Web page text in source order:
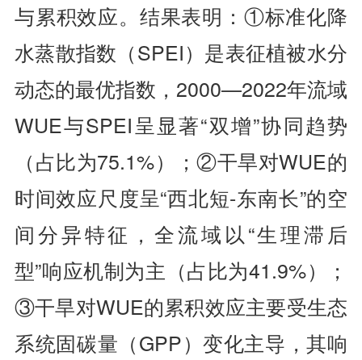
与累积效应。结果表明：①标准化降
水蒸散指数（SPEI）是表征植被水分
动态的最优指数，2000—2022年流域
WUE与SPEI呈显著“双增”协同趋势
（占比为75.1%）；②干旱对WUE的
时间效应尺度呈“西北短-东南长”的空
间分异特征，全流域以“生理滞后
型”响应机制为主（占比为41.9%）；
③干旱对WUE的累积效应主要受生态
系统固碳量（GPP）变化主导，其响